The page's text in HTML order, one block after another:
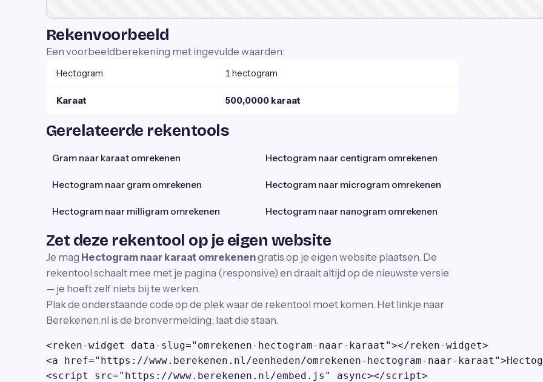
Rekenvoorbeeld
Een voorbeeldberekening met ingevulde waarden:
Hectogram 1 hectogram
Karaat 500,0000 karaat
Gerelateerde rekentools
Gram naar karaat omrekenen Hectogram naar centigram omrekenen
Hectogram naar gram omrekenen Hectogram naar microgram omrekenen
Hectogram naar milligram omrekenen Hectogram naar nanogram omrekenen
Zet deze rekentool op je eigen website
Je mag Hectogram naar karaat omrekenengratis op je eigen website plaatsen. De
rekentool schaalt mee met je pagina (responsive) en draait altijd op de nieuwste versie
— je hoeft zelf niets bij te werken.
Plak de onderstaande code op de plek waar de rekentool moet komen. Het linkje naar
Berekenen.nl is de bronvermelding; laat die staan.
<reken-widget data-slug="omrekenen-hectogram-naar-karaat"></reken-widget>
<a href="https://www.berekenen.nl/eenheden/omrekenen-hectogram-naar-
<script src="https://www.berekenen.nl/embed.js" async></script>